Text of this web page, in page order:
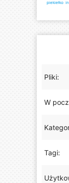
piekiełko
Pliki:
W
Tagi: